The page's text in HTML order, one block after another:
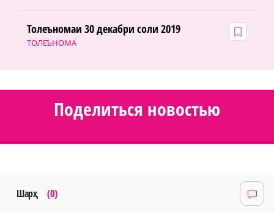
ТОЛЕЪНОМА
Толеъномаи 30 декабри соли 2019
Поделиться новостью
Шарҳ (0)